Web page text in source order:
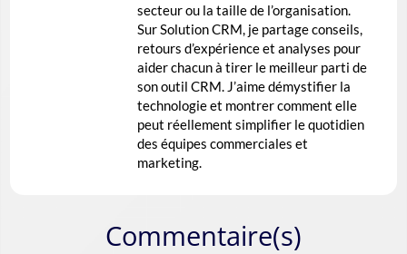
secteur ou la taille de l’organisation.
Sur Solution CRM, je partage conseils,
retours d’expérience et analyses pour
aider chacun à tirer le meilleur parti de
son outil CRM. J’aime démystifier la
technologie et montrer comment elle
peut réellement simplifier le quotidien
des équipes commerciales et
marketing.
Commentaire(s)